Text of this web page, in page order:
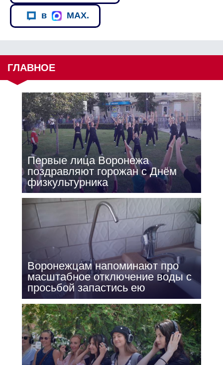
в MAX.
ГЛАВНОЕ
Первые лица Воронежа
поздравляют горожан с Днём
физкультурника
Воронежцам напоминают про
масштабное отключение воды с
просьбой запастись ею